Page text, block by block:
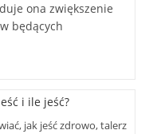
ona zwiększenie
będących
jak jeść zdrowo, talerz